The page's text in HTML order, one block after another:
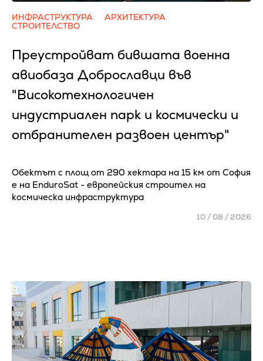
ИНФРАСТРУКТУРА
АРХИТЕКТУРА
СТРОИТЕЛСТВО
Преустройват бившата военна
авиобаза Доброславци във
"Високотехнологичен
индустриален парк и космически и
отбранителен развоен център"
Обектът с площ от 290 хектара на 15 км от София
е на EnduroSat - европейския строител на
космическа инфраструктура
10 / 08 / 2026